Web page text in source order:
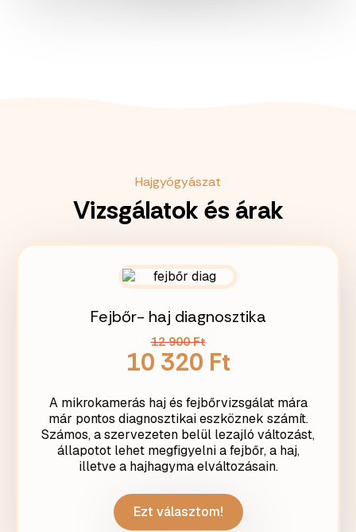
Hajgyógyászat
Vizsgálatok és árak
Fejbőr- haj diagnosztika
12 900 Ft
10 320 Ft
A mikrokamerás haj és fejbőrvizsgálat mára
már pontos diagnosztikai eszköznek számít.
Számos, a szervezeten belül lezajló változást,
állapotot lehet megfigyelni a fejbőr, a haj,
illetve a hajhagyma elváltozásain.
Ezt választom!